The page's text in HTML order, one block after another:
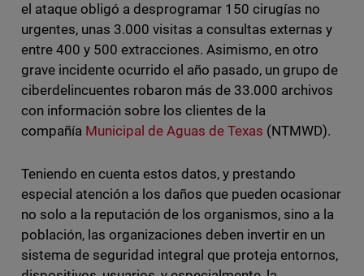
el ataque obligó a desprogramar 150 cirugías no
urgentes, unas 3.000 visitas a consultas externas y
entre 400 y 500 extracciones. Asimismo, en otro
grave incidente ocurrido el año pasado, un grupo de
ciberdelincuentes robaron más de 33.000 archivos
con información sobre los clientes de la
compañía Municipal de Aguas de Texas (NTMWD).
Teniendo en cuenta estos datos, y prestando
especial atención a los daños que pueden ocasionar
no solo a la reputación de los organismos, sino a la
población, las organizaciones deben invertir en un
sistema de seguridad integral que proteja entornos,